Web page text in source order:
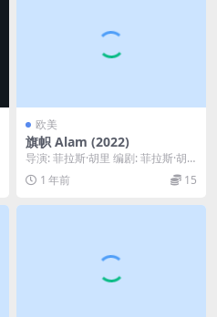
欧美
旗帜 Alam (2022)
导演: 菲拉斯·胡里 编剧: 菲拉斯·胡
里 主演: 马哈茂德·巴克里 / Ser...
1 年前 15